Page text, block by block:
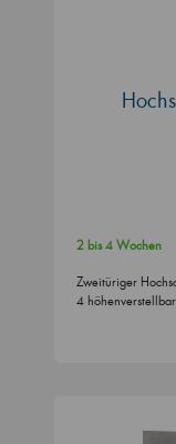
2 bis 4 Wochen
Zweitüriger
4